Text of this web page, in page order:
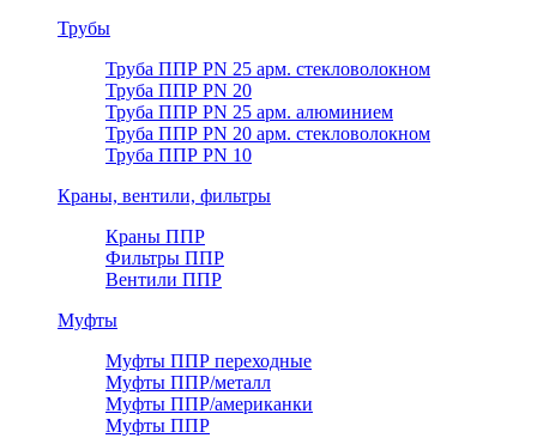
Трубы
Труба ППР PN 25 арм. стекловолокном
Труба ППР PN 20
Труба ППР PN 25 арм. алюминием
Труба ППР PN 20 арм. стекловолокном
Труба ППР PN 10
Краны, вентили, фильтры
Краны ППР
Фильтры ППР
Вентили ППР
Муфты
Муфты ППР переходные
Муфты ППР/металл
Муфты ППР/американки
Муфты ППР